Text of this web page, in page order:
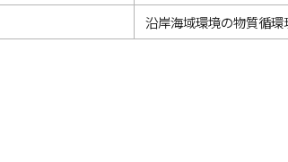
沿岸海域環境の物質循